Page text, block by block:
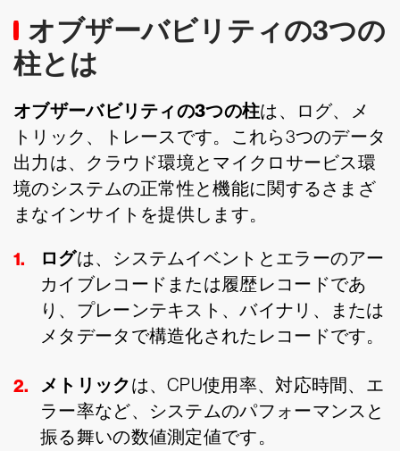
オブザーバビリティの3つの
柱とは
オブザーバビリティの3つの柱は、ログ、メ
トリック、トレースです。これら3つのデータ
出力は、クラウド環境とマイクロサービス環
境のシステムの正常性と機能に関するさまざ
まなインサイトを提供します。
ログは、システムイベントとエラーのアー
カイブレコードまたは履歴レコードであ
り、プレーンテキスト、バイナリ、または
メタデータで構造化されたレコードです。
メトリックは、CPU使用率、対応時間、エ
ラー率など、システムのパフォーマンスと
振る舞いの数値測定値です。